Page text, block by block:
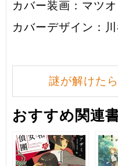
カバー装画：マツ
カバーデザイン：
謎が解けた
おすすめ関連